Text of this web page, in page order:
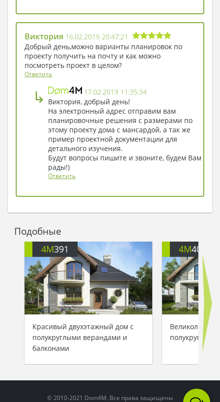
дорожки с бордюрами и розарий.
Виктория 16.02.2019 20:47:21
Добрый день,можно варианты планировок по
проекту получить на почту и как можно
посмотреть проект в целом?
Ответить
↳
17.02.2019 11:35:34
Виктория, добрый день!
На электронный адрес отправим вам
планировочные решения с размерами по
этому проекту дома с мансардой, а так же
пример проектной документации для
детального изучения.
Будут вопросы пишите и звоните, будем Вам
рады!)
Ответить
Подобные
4M391
Красивый двухэтажный дом с
полукруглыми верандами и
балконами
4M401
© 2010-2021 Dom4M. Все права защищены